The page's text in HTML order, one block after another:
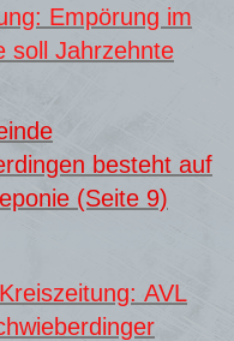
Empörung im
soll Jahrzehnte
besteht auf
(Seite 9)
AVL